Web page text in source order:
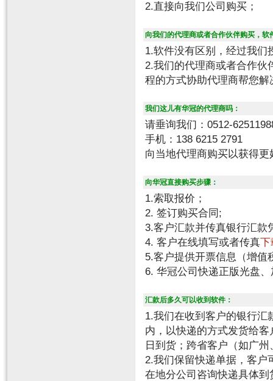
2.直接向我们公司购买；
向我们的代理商或者合作伙伴购买，软
1.软件没有区别，经过我们
2.我们的代理商或者合作伙
程的方式协助代理商帮您解
我们这儿有华冠的代理商吗：
请垂询我们：0512-
手机：138 6215 2791
向当地代理商购买以获得
向华冠直接购买步骤：
1.索取报价；
2. 签订购买合同;
3.客户汇款并传真银行汇款
4. 客户在线填写或者传真下
5.客户提供开票信息（增值
6. 华冠公司快递正版光盘
汇款后多久可以收到软件：
1.我们在收到客户的银行汇
内，以快递的方式发货给
日到货；跨省客户（如广
2.我们保留快递单据，客户
在地分公司咨询快递具体到